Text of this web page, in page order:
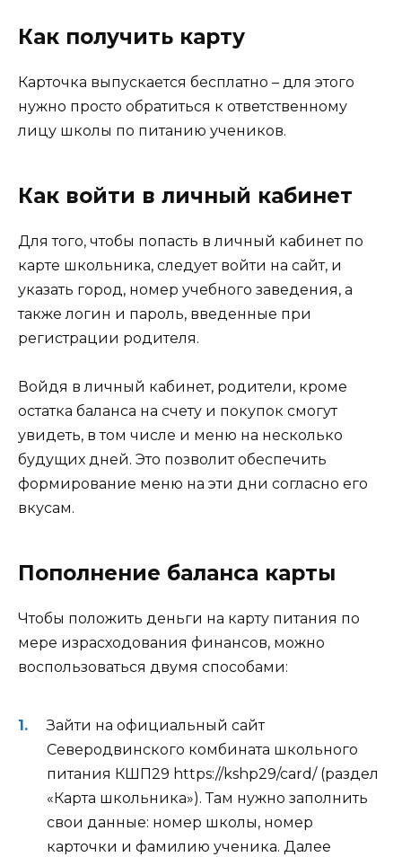
Как получить карту
Карточка выпускается бесплатно – для этого
нужно просто обратиться к ответственному
лицу школы по питанию учеников.
Как войти в личный кабинет
Для того, чтобы попасть в личный кабинет по
карте школьника, следует войти на сайт, и
указать город, номер учебного заведения, а
также логин и пароль, введенные при
регистрации родителя.
Войдя в личный кабинет, родители, кроме
остатка баланса на счету и покупок смогут
увидеть, в том числе и меню на несколько
будущих дней. Это позволит обеспечить
формирование меню на эти дни согласно его
вкусам.
Пополнение баланса карты
Чтобы положить деньги на карту питания по
мере израсходования финансов, можно
воспользоваться двумя способами:
Зайти на официальный сайт
Северодвинского комбината школьного
питания КШП29 https://kshp29/card/ (раздел
«Карта школьника»). Там нужно заполнить
свои данные: номер школы, номер
карточки и фамилию ученика. Далее